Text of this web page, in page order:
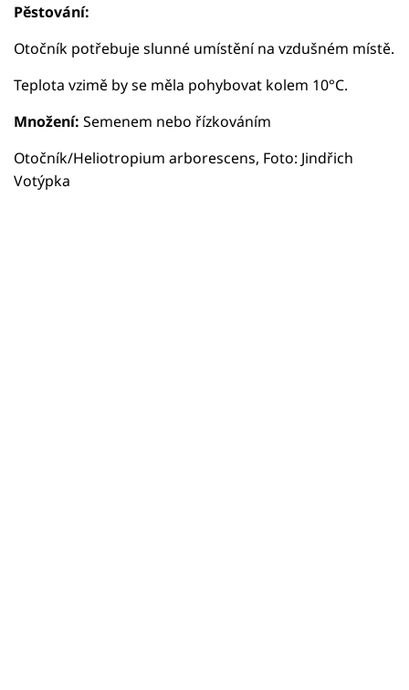
Pěstování:
Otočník potřebuje slunné umístění na vzdušném místě.
Teplota vzimě by se měla pohybovat kolem 10°C.
Množení: Semenem nebo řízkováním
Otočník/Heliotropium arborescens, Foto: Jindřich
Votýpka